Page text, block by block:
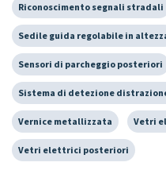
Riconoscimento segnali stradali
Sedile guida regolabile in
Sensori di parcheggio posteriori
Sistema di detezione
Vernice metallizzata Vetri
Vetri elettrici posteriori